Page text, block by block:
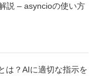
説 – asyncioの使い方
は？AIに適切な指示を